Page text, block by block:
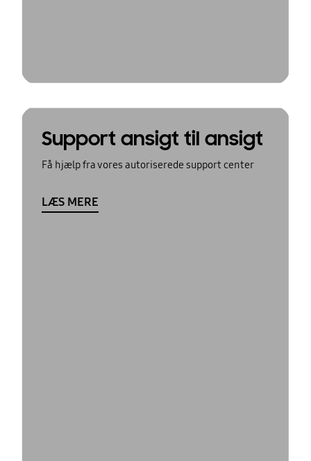
Support ansigt til ansigt
Få hjælp fra vores autoriserede support center
LÆS MERE